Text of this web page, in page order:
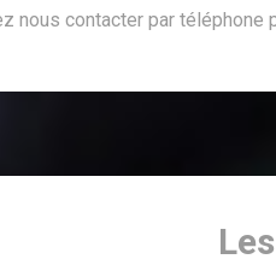
nous contacter par téléphone